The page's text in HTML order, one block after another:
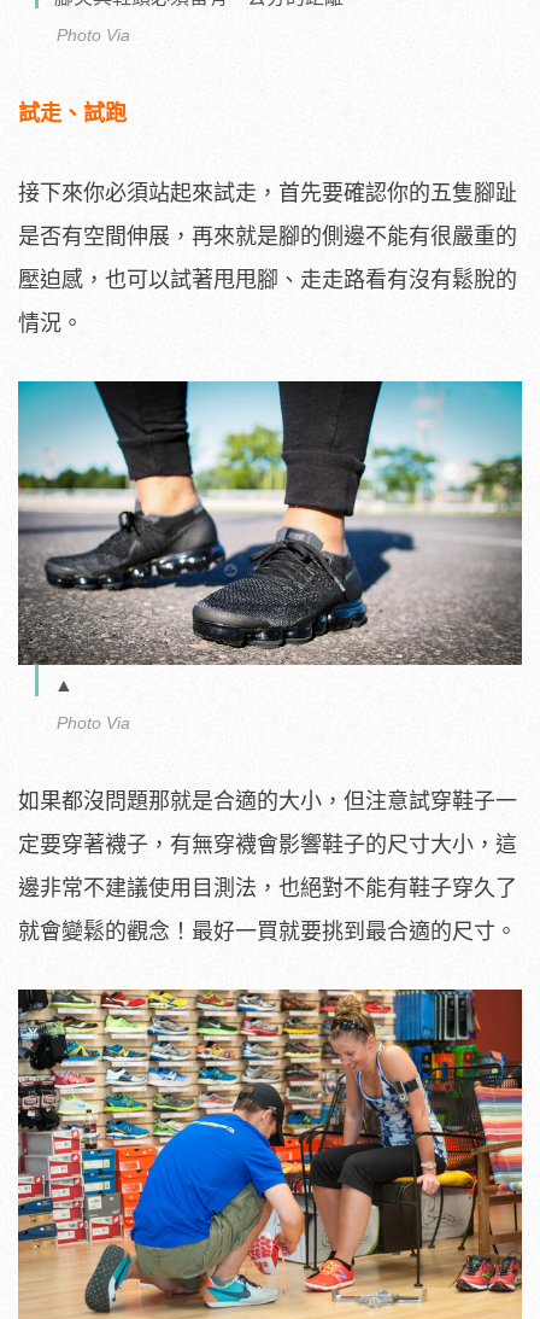
Photo Via
試走、試跑
接下來你必須站起來試走，首先要確認你的五隻腳趾
是否有空間伸展，再來就是腳的側邊不能有很嚴重的
壓迫感，也可以試著甩甩腳、走走路看有沒有鬆脫的
情況。
▲
Photo Via
如果都沒問題那就是合適的大小，但注意試穿鞋子一
定要穿著襪子，有無穿襪會影響鞋子的尺寸大小，這
邊非常不建議使用目測法，也絕對不能有鞋子穿久了
就會變鬆的觀念！最好一買就要挑到最合適的尺寸。